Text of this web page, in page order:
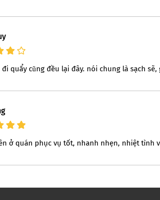
đi quẩy cũng đều lại đây. nói chung là sạch
ở quán phục vụ tốt, nhanh nhẹn, nhiệt tình